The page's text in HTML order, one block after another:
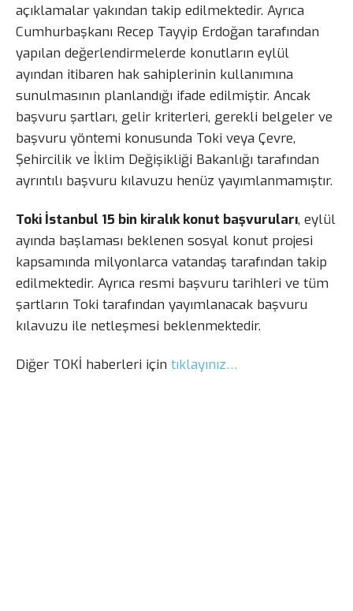
açıklamalar yakından takip edilmektedir. Ayrıca
Cumhurbaşkanı Recep Tayyip Erdoğan tarafından
yapılan değerlendirmelerde konutların eylül
ayından itibaren hak sahiplerinin kullanımına
sunulmasının planlandığı ifade edilmiştir. Ancak
başvuru şartları, gelir kriterleri, gerekli belgeler ve
başvuru yöntemi konusunda Toki veya Çevre,
Şehircilik ve İklim Değişikliği Bakanlığı tarafından
ayrıntılı başvuru kılavuzu henüz yayımlanmamıştır.
Toki İstanbul 15 bin kiralık konut başvuruları, eylül
ayında başlaması beklenen sosyal konut projesi
kapsamında milyonlarca vatandaş tarafından takip
edilmektedir. Ayrıca resmi başvuru tarihleri ve tüm
şartların Toki tarafından yayımlanacak başvuru
kılavuzu ile netleşmesi beklenmektedir.
Diğer TOKİ haberleri için tıklayınız…